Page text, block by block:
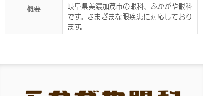
概要
岐阜県美濃加茂市の眼科、ふかがや眼科
です。さまざまな眼疾患に対応しており
ます。